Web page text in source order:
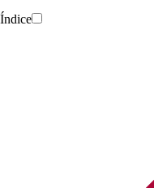
Índice